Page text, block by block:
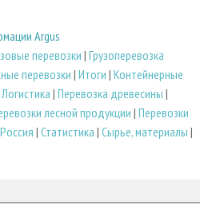
Argus
перевозки| Грузоперевозка
перевозки | Итоги | Контейнерные
Логистика | Перевозка древесины |
лесной продукции | Перевозки
Россия | Статистика | Сырье, материалы |